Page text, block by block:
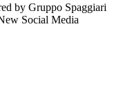
by Gruppo Spaggiari
Social Media